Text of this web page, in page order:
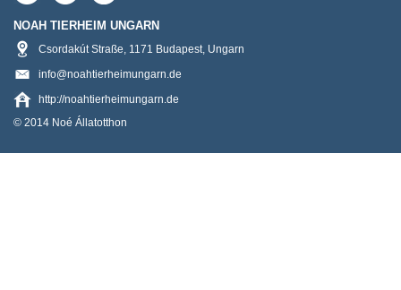
NOAH TIERHEIM UNGARN
Csordakút Straße, 1171 Budapest, Ungarn
info@noahtierheimungarn.de
http://noahtierheimungarn.de
© 2014 Noé Állatotthon